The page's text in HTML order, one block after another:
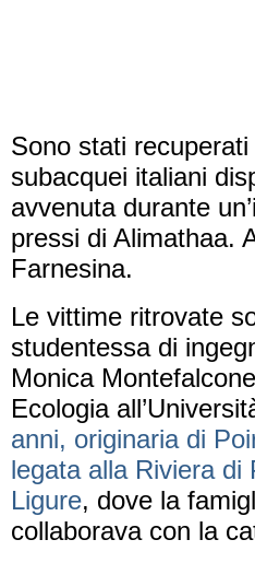
Sono stati
subacquei italiani
avvenuta durante
pressi di Alimathaa.
Farnesina.
Le vittime ritrovate
studentessa di
Monica
Ecologia
anni, originaria di
legata alla Riviera di
Ligure, dove la
collaborava con la